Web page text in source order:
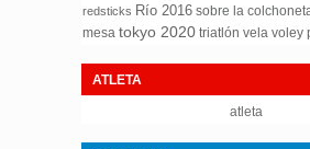
redsticks Río 2016 sobre la
mesa tokyo 2020 triatlón vela voley
ATLETA
atleta